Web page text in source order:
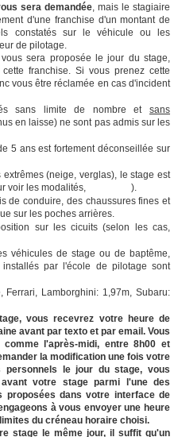
sera demandée , mais le stagiaire
d'une franchise d'un montant de
constatés sur le véhicule ou les
de pilotage.
sera proposée le jour du stage,
franchise. Si vous prenez cette
vous être réclamée en cas d'incident
sans limite de nombre et sans
en laisse) ne sont pas admis sur les
5 ans est fortement déconseillée sur
(neige, verglas), le stage est
voir les modalités,
).
de conduire, des chaussures fines et
sur les poches arrières.
sur les cicuits (selon les cas,
véhicules de stage ou de baptême,
par l'école de pilotage sont
Ferrari, Lamborghini: 1,97m, Subaru:
vous recevrez votre heure de
avant par texto et par email. Vous
l'après-midi, entre 8h00 et
la modification une fois votre
le jour du stage, vous
votre stage parmi l'une des
proposées dans votre interface de
à vous envoyer une heure
du créneau horaire choisi.
stage le même jour, il suffit qu'un